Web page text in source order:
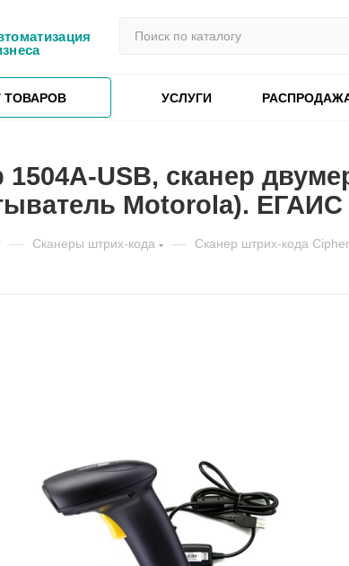
ТОВАРОВ УСЛУГИ
1504A-USB, сканер
Motorola). ЕГАИС
— Сканеры штрих-кода — Сканер штрих-кода